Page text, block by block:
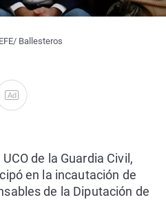
Ballesteros
Ad
de la Guardia Civil,
en la incautación de
de la Diputación de